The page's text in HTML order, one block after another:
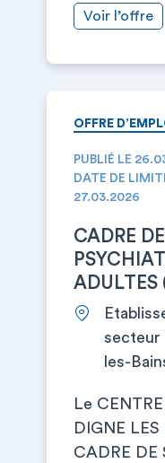
Voir l’offre
OFFRE
PUBLIÉ LE
DATE DE
27.03.2026
CADRE
ADULTES
secteur
les-
Le
DIGNE
CADRE DE